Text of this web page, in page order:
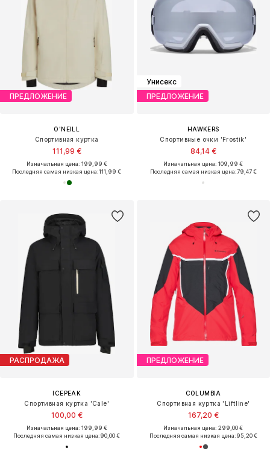
ПРЕДЛОЖЕНИЕ
O'NEILL
Спортивная куртка
111,99 €
Изначальная цена: 199,99 €
Последняя самая низкая цена:111,99 €
Унисекс
ПРЕДЛОЖЕНИЕ
HAWKERS
Спортивные очки 'Frostik'
84,14 €
Изначальная цена: 109,99 €
Последняя самая низкая цена:79,47 €
РАСПРОДАЖА
ICEPEAK
Спортивная куртка 'Cale'
100,00 €
Изначальная цена: 199,99 €
Последняя самая низкая цена:90,00 €
ПРЕДЛОЖЕНИЕ
COLUMBIA
Спортивная куртка 'Liftline'
167,20 €
Изначальная цена: 299,00 €
Последняя самая низкая цена:95,20 €